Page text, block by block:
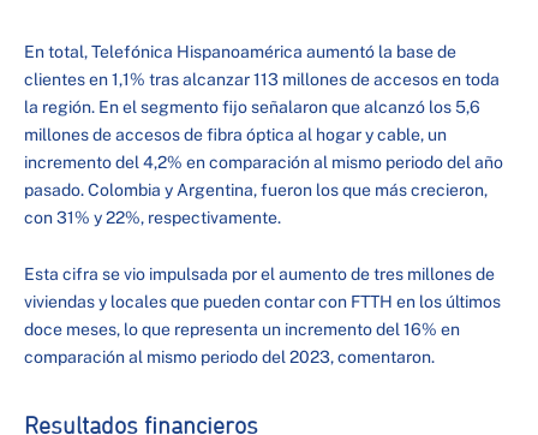
En total, Telefónica Hispanoamérica aumentó la base de
clientes en 1,1% tras alcanzar 113 millones de accesos en toda
la región. En el segmento fijo señalaron que alcanzó los 5,6
millones de accesos de fibra óptica al hogar y cable, un
incremento del 4,2% en comparación al mismo periodo del año
pasado. Colombia y Argentina, fueron los que más crecieron,
con 31% y 22%, respectivamente.
Esta cifra se vio impulsada por el aumento de tres millones de
viviendas y locales que pueden contar con FTTH en los últimos
doce meses, lo que representa un incremento del 16% en
comparación al mismo periodo del 2023, comentaron.
Resultados financieros